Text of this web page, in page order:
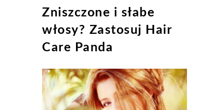
Zniszczone i słabe
włosy? Zastosuj Hair
Care Panda